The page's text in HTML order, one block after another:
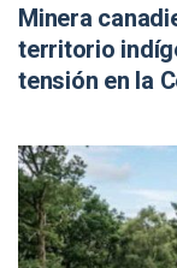
Minera
territorio
tensión en la